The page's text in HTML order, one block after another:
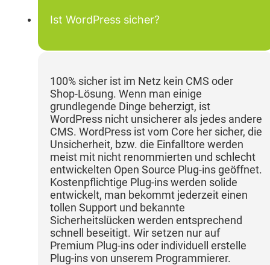
Ist WordPress sicher?
100% sicher ist im Netz kein CMS oder
Shop-Lösung. Wenn man einige
grundlegende Dinge beherzigt, ist
WordPress nicht unsicherer als jedes andere
CMS. WordPress ist vom Core her sicher, die
Unsicherheit, bzw. die Einfalltore werden
meist mit nicht renommierten und schlecht
entwickelten Open Source Plug-ins geöffnet.
Kostenpflichtige Plug-ins werden solide
entwickelt, man bekommt jederzeit einen
tollen Support und bekannte
Sicherheitslücken werden entsprechend
schnell beseitigt. Wir setzen nur auf
Premium Plug-ins oder individuell erstelle
Plug-ins von unserem Programmierer.